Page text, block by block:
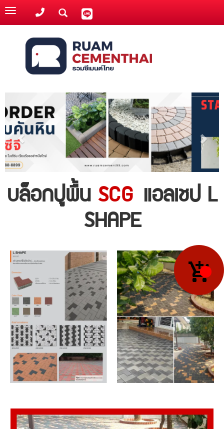
Toggle
navigation
บล็อกปูพื้น SCG แอลเชป L
SHAPE